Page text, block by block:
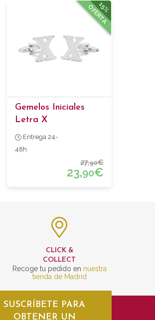
15%
OFERTA
Gemelos Iniciales
Letra X
Entrega 24-
48h
27,90€
23,90€
CLICK &
COLLECT
Recoge tu pedido en nuestra
tienda de Madrid
SUSCRÍBETE PARA
OBTENER UN